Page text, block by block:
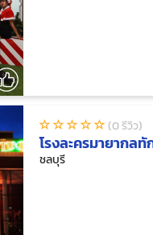
(0 รีวิว)
โรงละครมายากลทั
ชลบุรี